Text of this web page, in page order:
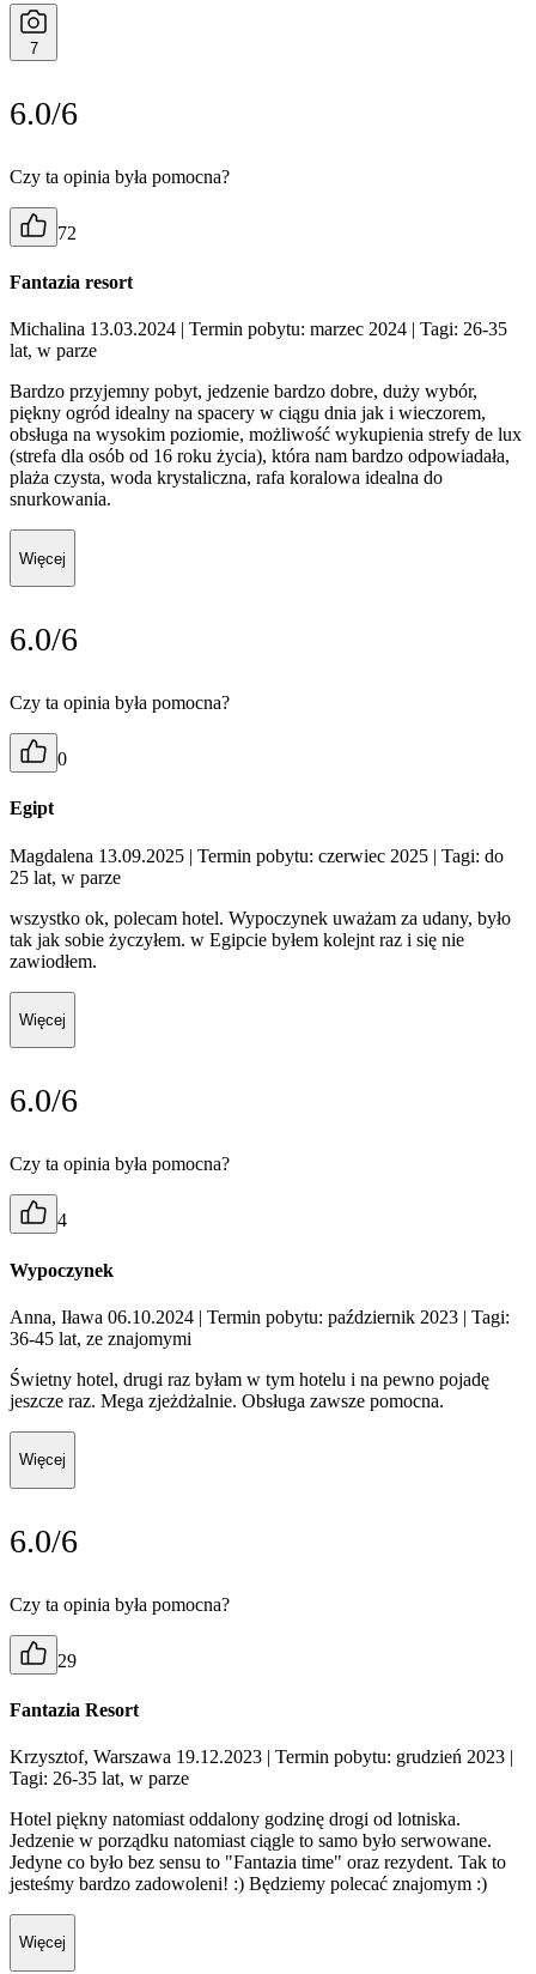
7
6.0/6
Czy ta opinia była pomocna?
72
Fantazia resort
Michalina 13.03.2024 | Termin pobytu: marzec 2024 | Tagi: 26-35
lat, w parze
Bardzo przyjemny pobyt, jedzenie bardzo dobre, duży wybór,
piękny ogród idealny na spacery w ciągu dnia jak i wieczorem,
obsługa na wysokim poziomie, możliwość wykupienia strefy de lux
(strefa dla osób od 16 roku życia), która nam bardzo odpowiadała,
plaża czysta, woda krystaliczna, rafa koralowa idealna do
snurkowania.
Więcej
6.0/6
Czy ta opinia była pomocna?
0
Egipt
Magdalena 13.09.2025 | Termin pobytu: czerwiec 2025 | Tagi: do
25 lat, w parze
wszystko ok, polecam hotel. Wypoczynek uważam za udany, było
tak jak sobie życzyłem. w Egipcie byłem kolejnt raz i się nie
zawiodłem.
Więcej
6.0/6
Czy ta opinia była pomocna?
4
Wypoczynek
Anna, Iława 06.10.2024 | Termin pobytu: październik 2023 | Tagi:
36-45 lat, ze znajomymi
Świetny hotel, drugi raz byłam w tym hotelu i na pewno pojadę
jeszcze raz. Mega zjeżdżalnie. Obsługa zawsze pomocna.
Więcej
6.0/6
Czy ta opinia była pomocna?
29
Fantazia Resort
Krzysztof, Warszawa 19.12.2023 | Termin pobytu: grudzień 2023 |
Tagi: 26-35 lat, w parze
Hotel piękny natomiast oddalony godzinę drogi od lotniska.
Jedzenie w porządku natomiast ciągle to samo było serwowane.
Jedyne co było bez sensu to "Fantazia time" oraz rezydent. Tak to
jesteśmy bardzo zadowoleni! :) Będziemy polecać znajomym :)
Więcej